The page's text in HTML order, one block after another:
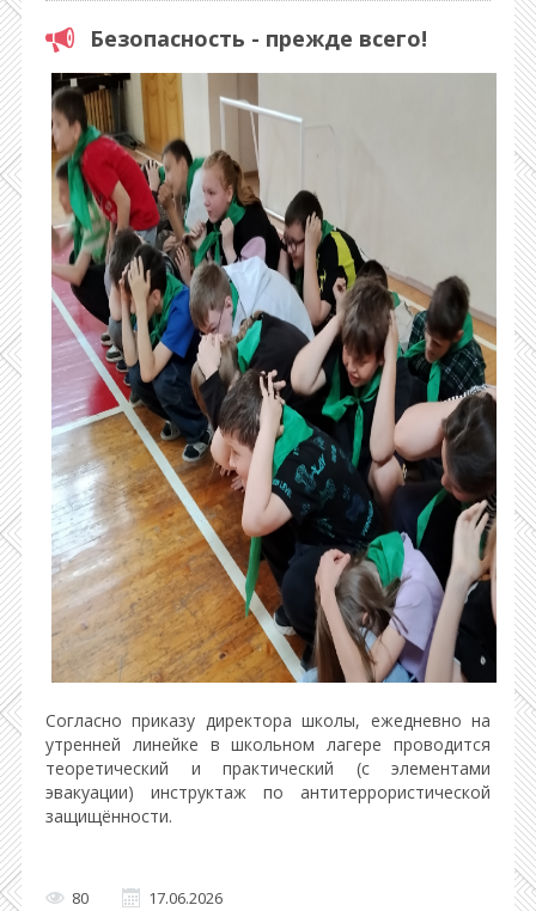
Безопасность - прежде всего!
Согласно приказу директора школы, ежедневно на
утренней линейке в школьном лагере проводится
теоретический и практический (с элементами
эвакуации) инструктаж по антитеррористической
защищённости.
80 17.06.2026